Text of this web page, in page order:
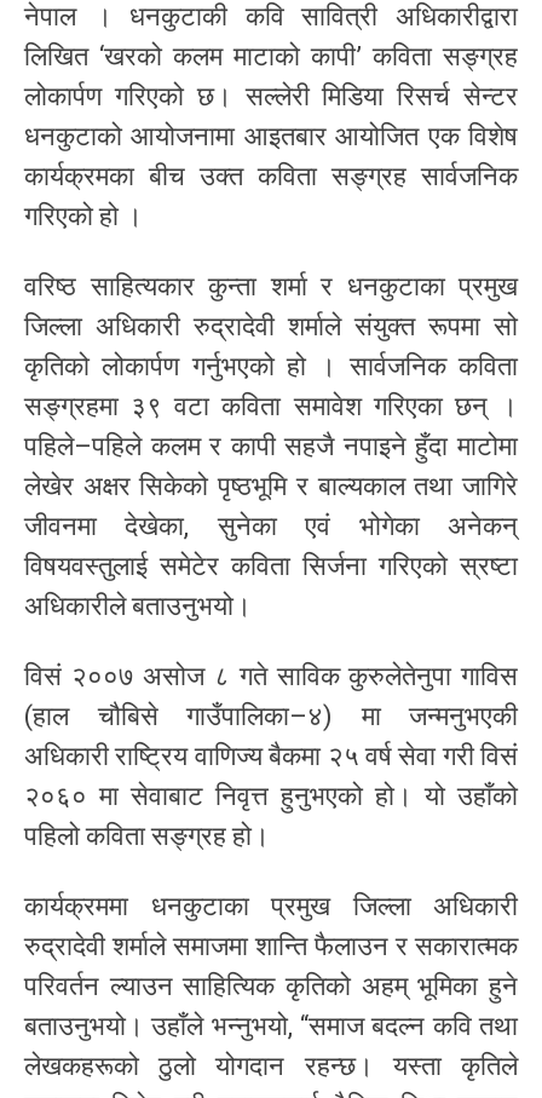
नेपाल । धनकुटाकी कवि सावित्री अधिकारीद्वारा
लिखित ‘खरको कलम माटाको कापी’ कविता सङ्ग्रह
लोकार्पण गरिएको छ। सल्लेरी मिडिया रिसर्च सेन्टर
धनकुटाको आयोजनामा आइतबार आयोजित एक विशेष
कार्यक्रमका बीच उक्त कविता सङ्ग्रह सार्वजनिक
गरिएको हो ।
वरिष्ठ साहित्यकार कुन्ता शर्मा र धनकुटाका प्रमुख
जिल्ला अधिकारी रुद्रादेवी शर्माले संयुक्त रूपमा सो
कृतिको लोकार्पण गर्नुभएको हो । सार्वजनिक कविता
सङ्ग्रहमा ३९ वटा कविता समावेश गरिएका छन् ।
पहिले–पहिले कलम र कापी सहजै नपाइने हुँदा माटोमा
लेखेर अक्षर सिकेको पृष्ठभूमि र बाल्यकाल तथा जागिरे
जीवनमा देखेका, सुनेका एवं भोगेका अनेकन्
विषयवस्तुलाई समेटेर कविता सिर्जना गरिएको स्रष्टा
अधिकारीले बताउनुभयो।
विसं २००७ असोज ८ गते साविक कुरुलेतेनुपा गाविस
(हाल चौबिसे गाउँपालिका–४) मा जन्मनुभएकी
अधिकारी राष्ट्रिय वाणिज्य बैकमा २५ वर्ष सेवा गरी विसं
२०६० मा सेवाबाट निवृत्त हुनुभएको हो। यो उहाँको
पहिलो कविता सङ्ग्रह हो।
कार्यक्रममा धनकुटाका प्रमुख जिल्ला अधिकारी
रुद्रादेवी शर्माले समाजमा शान्ति फैलाउन र सकारात्मक
परिवर्तन ल्याउन साहित्यिक कृतिको अहम् भूमिका हुने
बताउनुभयो। उहाँले भन्नुभयो, “समाज बदल्न कवि तथा
लेखकहरूको ठुलो योगदान रहन्छ। यस्ता कृतिले